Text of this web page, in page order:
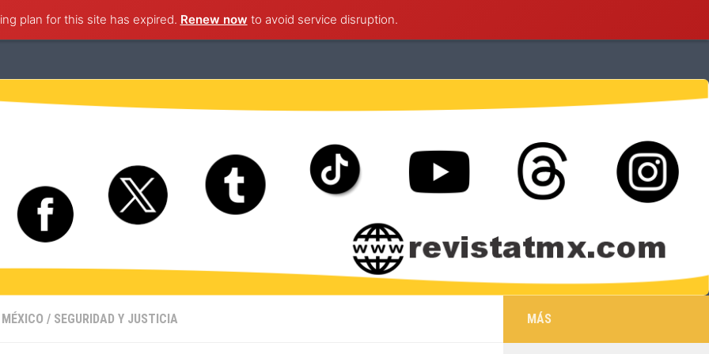
plan for this site has expired. Renew now to avoid service disruption.
Nacional Ciudad de México Estado de México
/ SEGURIDAD Y JUSTICIA MÁS